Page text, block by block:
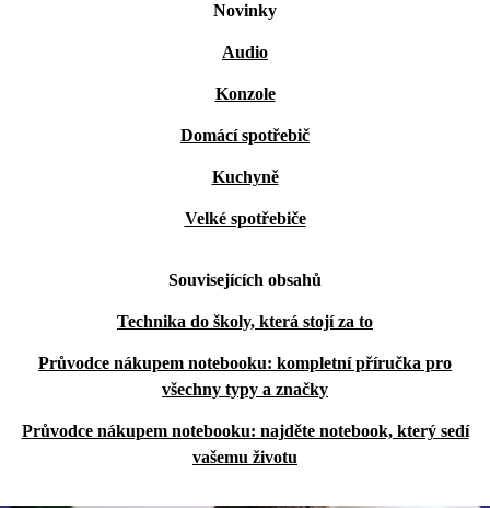
Novinky
Audio
Konzole
Domácí spotřebič
Kuchyně
Velké spotřebiče
Souvisejících obsahů
Technika do školy, která stojí za to
Průvodce nákupem notebooku: kompletní příručka pro
všechny typy a značky
Průvodce nákupem notebooku: najděte notebook, který sedí
vašemu životu